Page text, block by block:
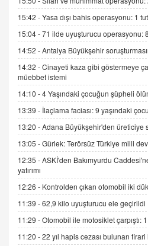
İNCİ GÜL AKÖL
Trump Keşke
06.07.2026 13:00
ADEM AKÖL
Esed
Sednaya
11.12.2024 12:30
DR. EKREM ASLAN
Gerçek Ne, Algı
Cümlesinin
GÖNÜL MENEKŞE
Şifacının Yolu
04.11.2025 12:56
15:42 -Yasa dışı bahis operasyonu: 1
15:04 -71 ilde uyuşturucu operasyonu:
14:52 -Antalya Büyükşehir
14:32 -Cinayeti kaza gibi göstermeye
müebbet istemi
14:10 -4 Yaşındaki çocuğun şüpheli
13:39 - İlaçlama faciası: 9 yaşındaki
13:20 -Adana Büyükşehir'den üreticiye
13:05 -Gürlek: Terörsüz Türkiye milli
12:35 -ASKİ'den Bakımyurdu
yatırımı
12:26 - Kontrolden çıkan otomobil iki
11:39 -62,9 kilo uyuşturucu ele geçirildi
11:29 -Otomobil ile motosiklet çarpıştı:
11:20 -22 yıl hapis cezası bulunan